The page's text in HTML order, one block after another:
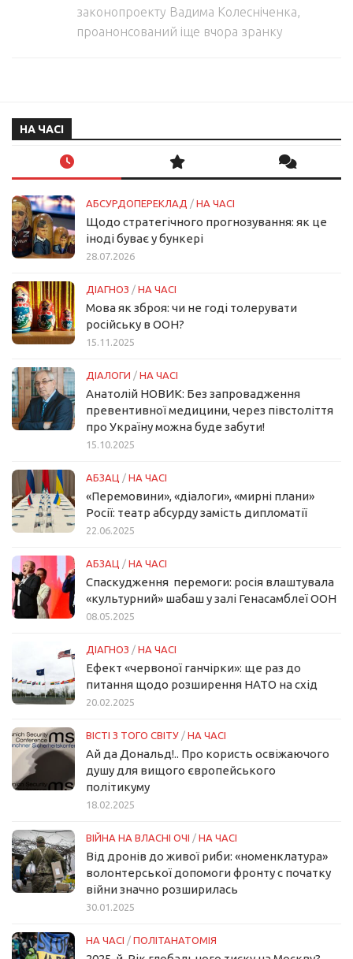
законопроекту Вадима Колесніченка,
проанонсований іще вчора зранку
НА ЧАСІ
АБСУРДОПЕРЕКЛАД / НА ЧАСІ
Щодо стратегічного прогнозування: як це
іноді буває у бункері
28.07.2026
ДІАГНОЗ / НА ЧАСІ
Мова як зброя: чи не годі толерувати
російську в ООН?
15.11.2025
ДІАЛОГИ / НА ЧАСІ
Анатолій НОВИК: Без запровадження
превентивної медицини, через півстоліття
про Україну можна буде забути!
15.10.2025
АБЗАЦ / НА ЧАСІ
«Перемовини», «діалоги», «мирні плани»
Росії: театр абсурду замість дипломатії
22.06.2025
АБЗАЦ / НА ЧАСІ
Спаскудження перемоги: росія влаштувала
«культурний» шабаш у залі Генасамблеї ООН
08.05.2025
ДІАГНОЗ / НА ЧАСІ
Ефект «червоної ганчірки»: ще раз до
питання щодо розширення НАТО на схід
20.02.2025
ВІСТІ З ТОГО СВІТУ / НА ЧАСІ
Ай да Дональд!.. Про користь освіжаючого
душу для вищого європейського
політикуму
18.02.2025
ВІЙНА НА ВЛАСНІ ОЧІ / НА ЧАСІ
Від дронів до живої риби: «номенклатура»
волонтерської допомоги фронту с початку
війни значно розширилась
30.01.2025
НА ЧАСІ / ПОЛІТАНАТОМІЯ